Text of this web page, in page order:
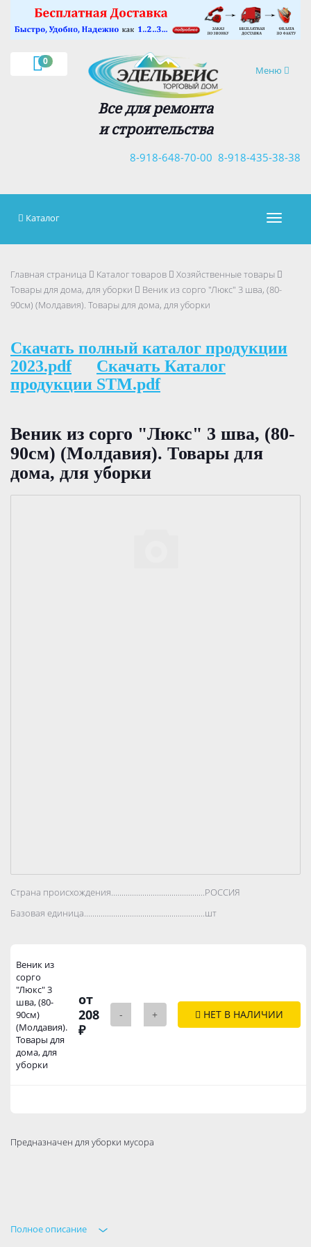
0
Навигация
Меню
Все для ремонта
и строительства
8-918-435-38-38
8-918-648-70-00
×
Каталог
Главная страница Каталог товаров
Хозяйственные товары
Товары для дома, для уборки
Веник из сорго "Люкс" 3 шва, (80-
90см) (Молдавия). Товары для дома, для уборки
Скачать полный каталог продукции
2023.pdf
Скачать Каталог
продукции STM.pdf
Веник из сорго "Люкс" 3 шва, (80-
90см) (Молдавия). Товары для
дома, для уборки
Страна происхождения..................................................................................
РОССИЯ
Базовая единица..................................................................................
шт
Веник из
сорго
"Люкс" 3
шва, (80-
90см)
(Молдавия).
Товары для
дома, для
уборки
от
208
₽
- + НЕТ В НАЛИЧИИ
Предназначен для уборки мусора
Полное описание